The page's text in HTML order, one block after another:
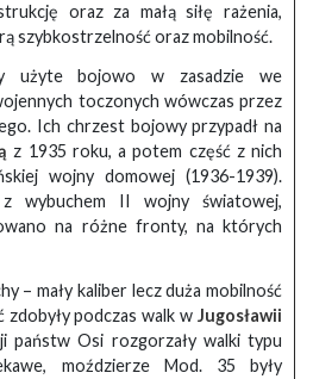
oraz za małą siłę rażenia,
szybkostrzelność oraz mobilność.
użyte bojowo w zasadzie we
toczonych wówczas przez
Ich chrzest bojowy przypadł na
z 1935 roku, a potem część z nich
wojny domowej (1936-1939).
wybuchem II wojny światowej,
na różne fronty, na których
– mały kaliber lecz duża mobilność
zdobyły podczas walk w Jugosławii
państw Osi rozgorzały walki typu
moździerze Mod. 35 były